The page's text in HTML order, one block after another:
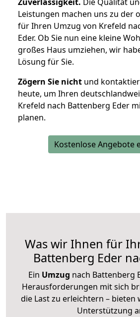
Leistungen machen uns zu der
für Ihren Umzug von Krefeld
Eder. Ob Sie nun eine kleine
großes Haus umziehen, wir
Lösung für Sie.
Zögern Sie nicht und
heute, um Ihren
Krefeld nach Battenberg Eder
planen.
Kostenlose Angebote
Was wir Ihnen für
Battenberg Eder
Ein Umzug nach Battenberg
Herausforderungen mit sich
die Last zu erleichtern – bieten
Unterstützung